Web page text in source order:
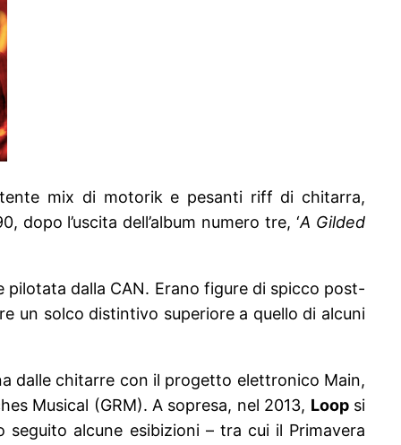
mix di motorik e pesanti riff di chitarra,
l’uscita dell’album numero tre, ‘A Gilded
pilotata dalla CAN. Erano figure di spicco post-
un solco distintivo superiore a quello di alcuni
dalle chitarre con il progetto elettronico Main,
Musical (GRM). A sopresa, nel 2013, Loopsi
alcune esibizioni – tra cui il Primavera